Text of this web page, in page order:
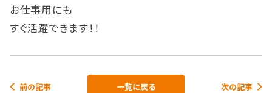
お仕事用にも
すぐ活躍できます！！
前の記事 一覧に戻る 次の記事